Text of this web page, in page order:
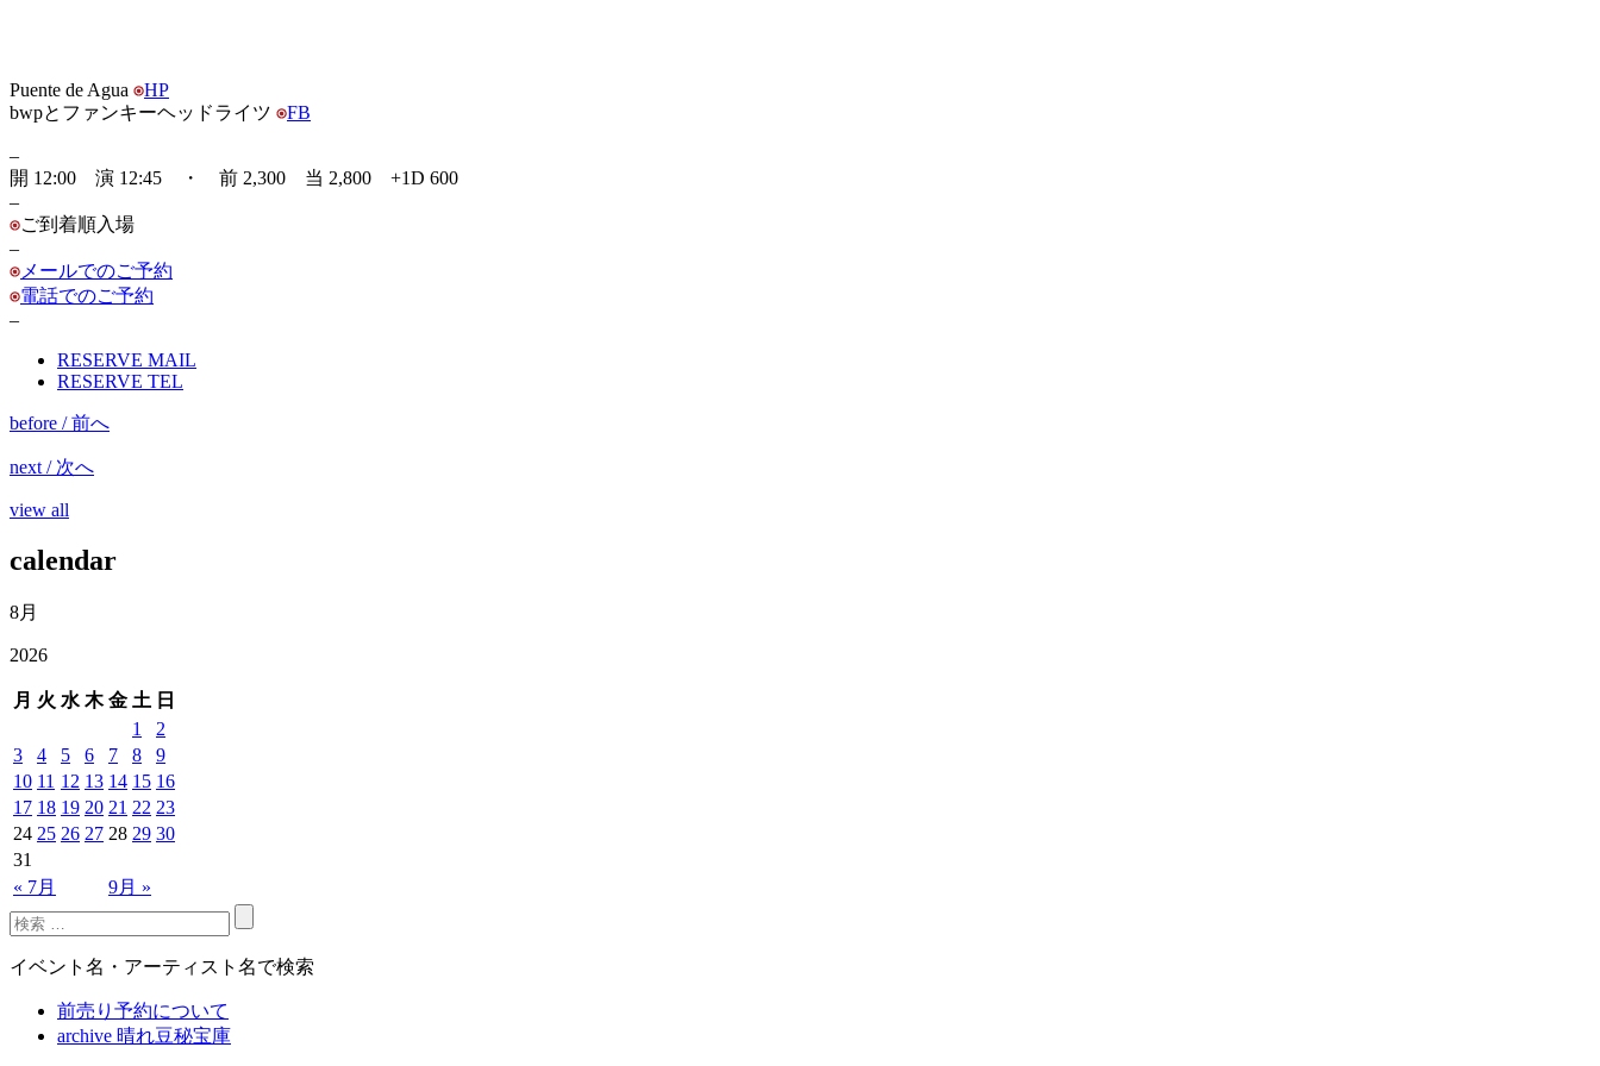
Puente de Agua
HP
bwpとファンキーヘッドライツ
FB
–
開 12:00 演 12:45 ・ 前 2,300 当 2,800 +1D 600
–
ご到着順入場
–
メールでのご予約
電話でのご予約
–
RESERVE MAIL
RESERVE TEL
before / 前へ
next / 次へ
view all
calendar
8月
2026
月 火 水 木 金 土 日
« 7月 9月 »
1
2
3
4 5 6 7 8
9
10 11 12 13 14 15 16
17 18 19 20 21 22 23
24 25 26 27 28 29 30
31
イベント名・アーティスト名で検索
前売り予約について
archive 晴れ豆秘宝庫